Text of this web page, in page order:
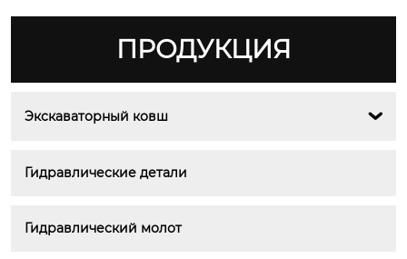
ПРОДУКЦИЯ
Экскаваторный ковш 
Гидравлические детали
Гидравлический молот